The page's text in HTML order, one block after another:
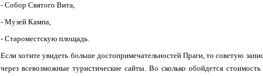
- Собор Святого Вита,
- Музей Кампа,
- Староместскую площадь.
Если хотите увидеть больше достопримечательностей Праги, то советую
через всевозможные туристические сайты. Во сколько обойдется